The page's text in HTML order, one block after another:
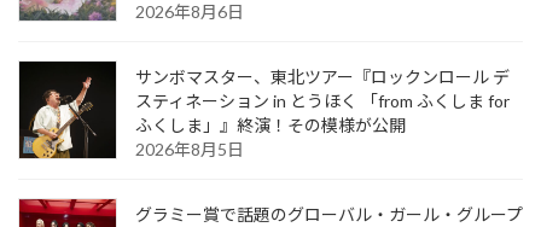
2026年8月6日
サンボマスター、東北ツアー『ロックンロール デ
スティネーション in とうほく 「from ふくしま for
ふくしま」』終演！その模様が公開
2026年8月5日
グラミー賞で話題のグローバル・ガール・グループ